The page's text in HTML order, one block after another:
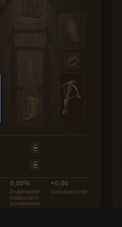
0,00%
Znajdowanie
magicznych
przedmiotów
+0,00
Doświadczenie